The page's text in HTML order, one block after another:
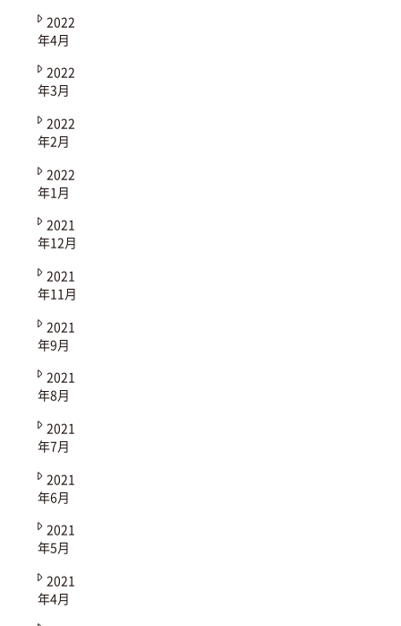
2022
年4月
2022
年3月
2022
年2月
2022
年1月
2021
年12月
2021
年11月
2021
年9月
2021
年8月
2021
年7月
2021
年6月
2021
年5月
2021
年4月